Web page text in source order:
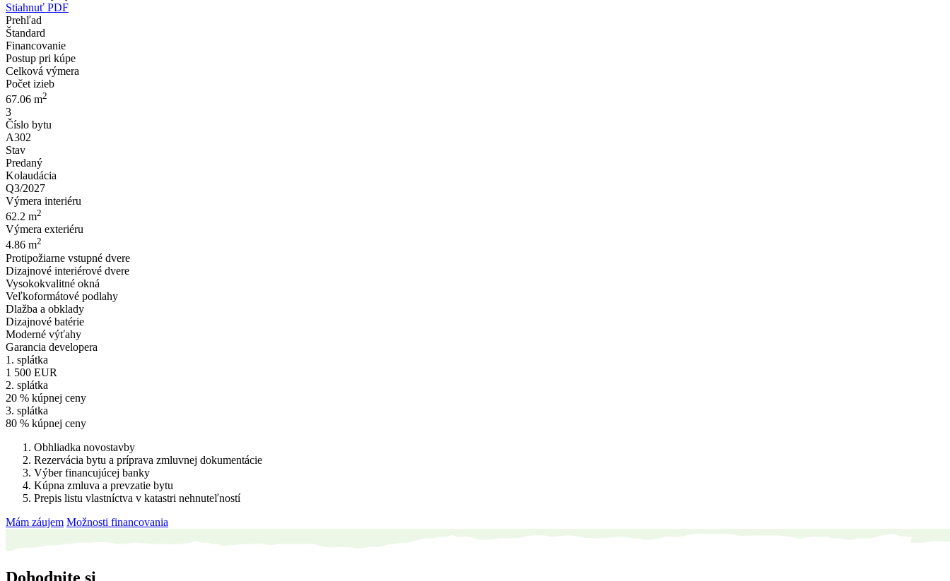
Stiahnuť PDF
Prehľad
Štandard
Financovanie
Postup pri kúpe
Celková výmera
Počet izieb
67.06 m2
3
Číslo bytu
A302
Stav
Predaný
Kolaudácia
Q3/2027
Výmera interiéru
62.2 m2
Výmera exteriéru
4.86 m2
Protipožiarne vstupné dvere
Dizajnové interiérové dvere
Vysokokvalitné okná
Veľkoformátové podlahy
Dlažba a obklady
Dizajnové batérie
Moderné výťahy
Garancia developera
1. splátka
1 500 EUR
2. splátka
20 % kúpnej ceny
3. splátka
80 % kúpnej ceny
Obhliadka novostavby
Rezervácia bytu a príprava zmluvnej dokumentácie
Výber financujúcej banky
Kúpna zmluva a prevzatie bytu
Prepis listu vlastníctva v katastri nehnuteľností
Mám záujem Možnosti financovania
Dohodnite si